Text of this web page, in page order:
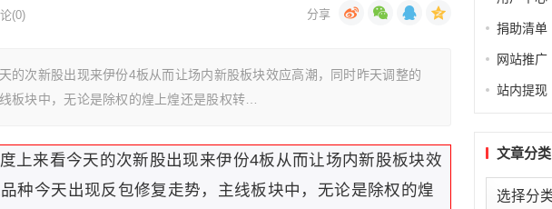
(0)
的次新股出现来伊份4板从而让场内新股板块效应高潮，同时昨天调整的
板块中，无论是除权的煌上煌还是股权转…
上来看今天的次新股出现来伊份4板从而让场内新股板块效
种今天出现反包修复走势，主线板块中，无论是除权的煌
捐助清单
网站推广
站内提现
文章分类
文